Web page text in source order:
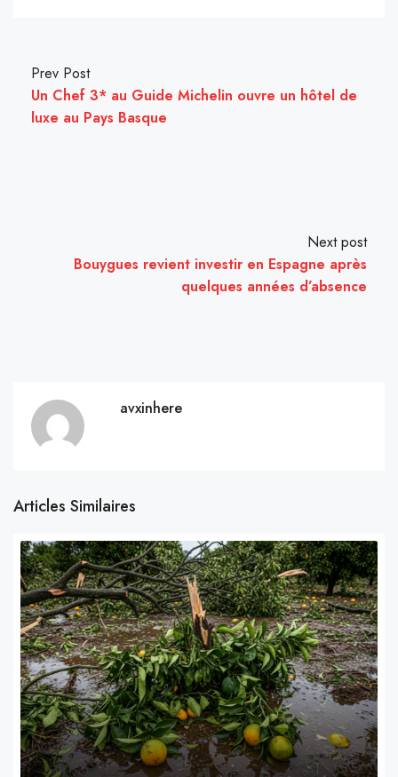
Prev Post
Un Chef 3* au Guide Michelin ouvre un hôtel de
luxe au Pays Basque
Next post
Bouygues revient investir en Espagne après
quelques années d’absence
avxinhere
Articles Similaires